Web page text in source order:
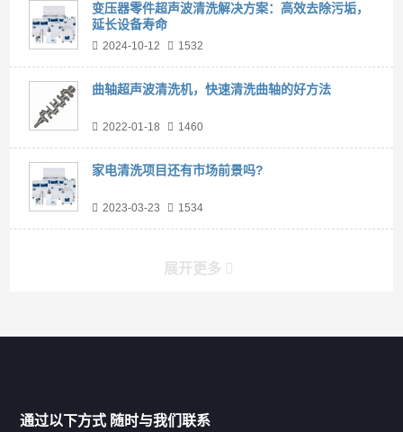
变压器零件超声波清洗解决方案：高效去除污垢，
延长设备寿命
2024-10-12 1532
曲轴超声波清洗机，快速清洗曲轴的好方法
2022-01-18 1460
家电清洗项目还有市场前景吗?
2023-03-23 1534
展开更多
通过以下方式 随时与我们联系